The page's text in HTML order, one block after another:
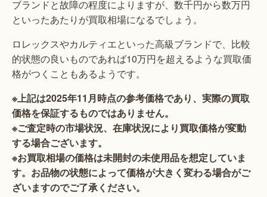
ブランドと故障の程度によりますが、数千円から数万円
といったあたりが買取相場になるでしょう。
ロレックスやカルティエといった高級ブランドで、比較
的状態の良いものであれば10万円を超えるような買取価
格がつくこともあるようです。
※上記は2025年11月時点の参考価格であり、実際の買取
価格を保証するものではありません。
※ご査定時の市場状況、在庫状況により買取価格が変動
する場合ございます。
※お買取相場の価格は未開封の未使用品を想定していま
す。お品物の状態によって価格が大きく変わる場合がご
ざいますのでご了承ください。